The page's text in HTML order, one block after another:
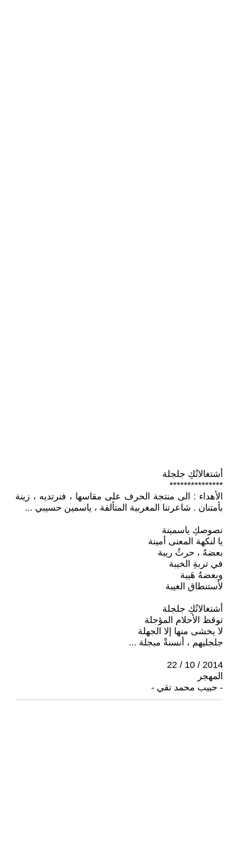
أشتغالاتُكِ جلجلة
***************
الأهداء : الى منتجة الحرف على مقاسها ، فنرتديه ، زينة
بأمتنان . شاعرتنا المغربية المتألقة ، ياسمين حسيبي ...
نصوصكِ ياسمينة
يا لنكهة المعنى أمينة
بعضهُ ، حرثُ ريبة
في تربةِ الخيبة
وبعضهُ هَيبة
لأستنطاق الغيبة
أشتغالاتُكِ جلجلة
توقظ الأحلام المؤجلة
لا يخشى منها إلا الجهلة
جلجليهم ، أنسنةْ مبجلة ...
2014 / 10 / 22
المهجر
- حبيب محمد تقي -